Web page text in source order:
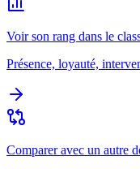
Voir son rang dans le
Présence, loyauté,
Comparer avec un autre